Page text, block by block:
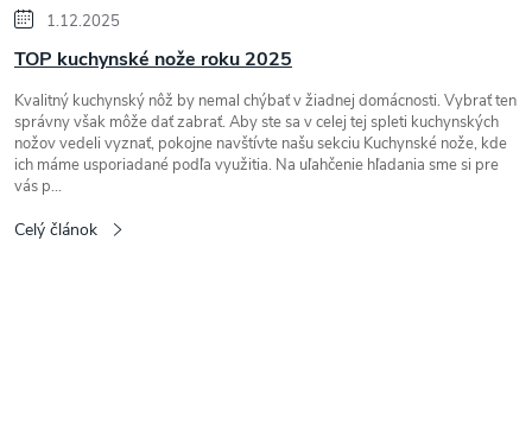
1.12.2025
TOP kuchynské nože roku 2025
Kvalitný kuchynský nôž by nemal chýbať v žiadnej domácnosti. Vybrať ten
správny však môže dať zabrať. Aby ste sa v celej tej spleti kuchynských
nožov vedeli vyznať, pokojne navštívte našu sekciu Kuchynské nože, kde
ich máme usporiadané podľa využitia. Na uľahčenie hľadania sme si pre
vás p...
Celý článok